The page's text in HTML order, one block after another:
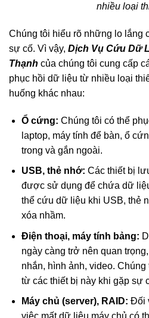
nhiều loại
Chúng tôi hiểu rõ những lo lắng
sự cố. Vì vậy, Dịch Vụ Cứu Dữ
Thạnh của chúng tôi cung cấp
phục hồi dữ liệu từ nhiều loại
huống khác nhau:
Ổ cứng: Chúng tôi có thể
laptop, máy tính để bàn, ổ
trong và gắn ngoài.
USB, thẻ nhớ: Các thiết bị
được sử dụng để chứa dữ
thể cứu dữ liệu khi USB, thẻ
xóa nhầm.
Điện thoại, máy tính bảng:
ngày càng trở nên quan
nhắn, hình ảnh, video.
từ các thiết bị này khi gặp sự
Máy chủ (server), RAID: Đối